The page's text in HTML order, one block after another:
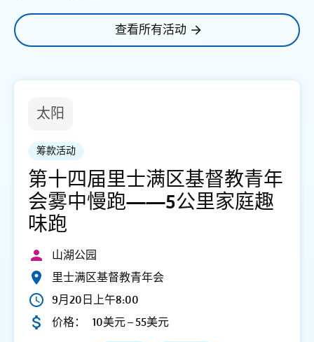
查看所有活动
太阳
筹款活动
第十四届里士满区基督教青年
会雾中慢跑——5公里家庭趣
味跑
山湖公园
里士满区基督教青年会
9月20日上午8:00
价格：
10美元 – 55美元